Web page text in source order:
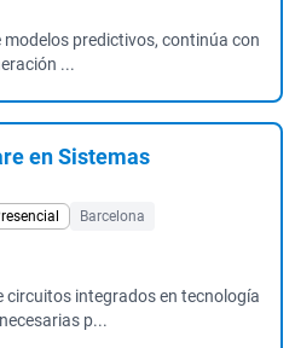
modelos predictivos, continúa con
...
en Sistemas
Barcelona
circuitos integrados en tecnología
p...